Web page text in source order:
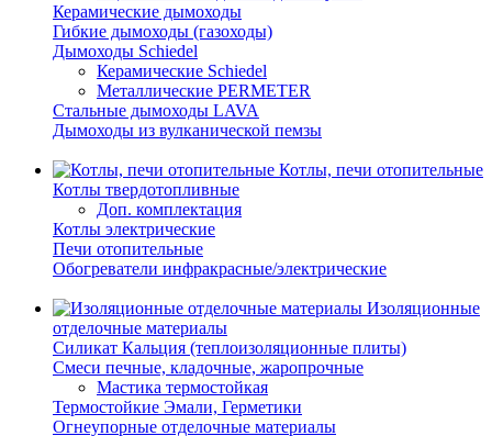
Керамические дымоходы
Гибкие дымоходы (газоходы)
Дымоходы Schiedel
Керамические Schiedel
Металлические PERMETER
Стальные дымоходы LAVA
Дымоходы из вулканической пемзы
Котлы, печи отопительные
Котлы твердотопливные
Доп. комплектация
Котлы электрические
Печи отопительные
Обогреватели инфракрасные/электрические
Изоляционные
отделочные материалы
Силикат Кальция (теплоизоляционные плиты)
Смеси печные, кладочные, жаропрочные
Мастика термостойкая
Термостойкие Эмали, Герметики
Огнеупорные отделочные материалы